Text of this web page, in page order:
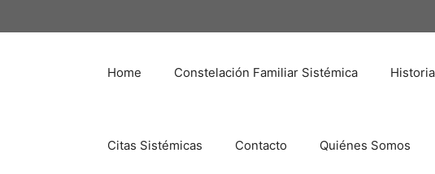
al
Home Constelación Familiar Sistémica
Citas Sistémicas Contacto Quiénes Somos